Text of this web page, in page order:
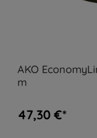
AKO
m
47,30 €*